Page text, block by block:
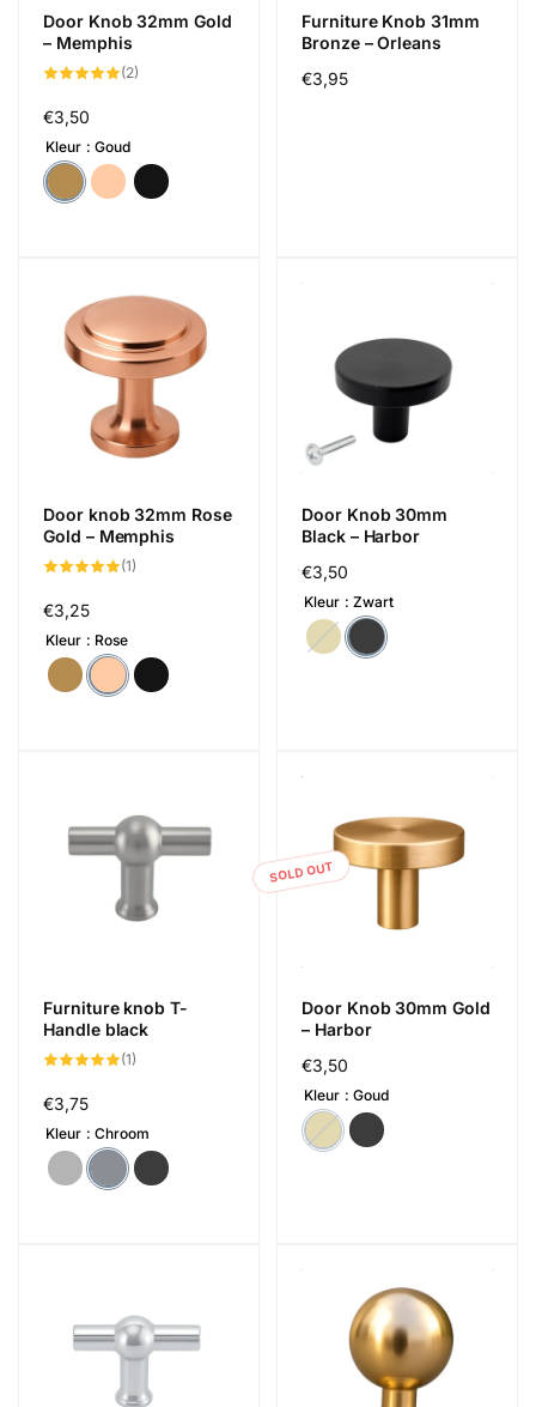
Door Knob 32mm Gold
– Memphis
(2)
Regular
price
€3,50
Kleur Goud
Furniture Knob 31mm
Bronze – Orleans
Regular
€3,95
Door knob 32mm Rose
Gold – Memphis
(1)
Regular
price
€3,25
Kleur Rose
Door Knob 30mm
Black – Harbor
Regular
price
€3,50
Kleur Zwart
Furniture knob T-
Handle black
(1)
Regular
price
€3,75
Kleur Chroom
SOLD OUT
Door Knob 30mm Gold
– Harbor
Regular
price
€3,50
Kleur Goud